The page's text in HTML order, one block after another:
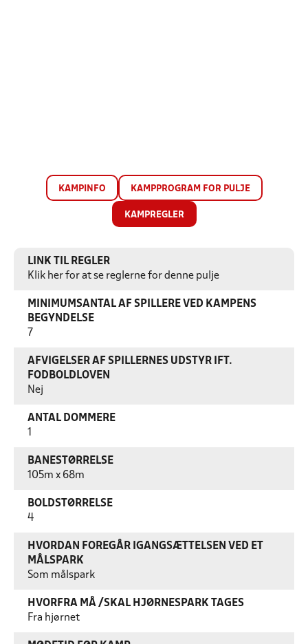
KAMPINFO KAMPPROGRAM FOR PULJE
KAMPREGLER
LINK TIL REGLER
Klik her for at se reglerne for denne pulje
MINIMUMSANTAL AF SPILLERE VED KAMPENS
BEGYNDELSE
7
AFVIGELSER AF SPILLERNES UDSTYR IFT.
FODBOLDLOVEN
Nej
ANTAL DOMMERE
BANESTØRRELSE
105m x 68m
BOLDSTØRRELSE
4
HVORDAN FOREGÅR IGANGSÆTTELSEN VED ET
MÅLSPARK
Som målspark
HVORFRA MÅ /SKAL HJØRNESPARK TAGES
Fra hjørnet